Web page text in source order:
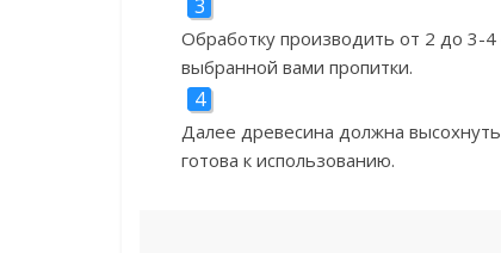
Обработку производить от 2 до 3-
выбранной вами пропитки.
Далее древесина должна
готова к использованию.